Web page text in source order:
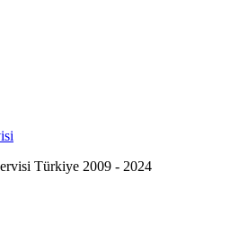
Türkiye 2009 - 2024